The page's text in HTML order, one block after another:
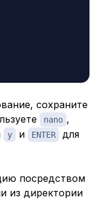
сохраните
nano ,
y и ENTER
для
посредством
из директории